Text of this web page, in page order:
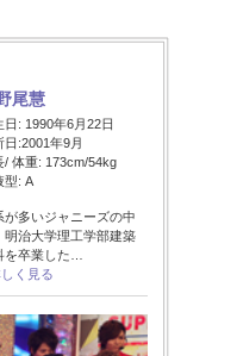
尾慧
日: 1990年6月22日
日:2001年9月
/ 体重: 173cm/54kg
型: A
が多いジャニーズの中
明治大学理工学部建築
を卒業した…
く見る